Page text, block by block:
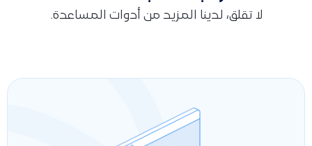
لا تقلق، لدينا المزيد من أدوات المساعدة.